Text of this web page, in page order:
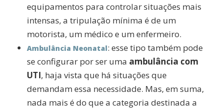
equipamentos para controlar situações mais
intensas, a tripulação mínima é de um
motorista, um médico e um enfermeiro.
Ambulância Neonatal: esse tipo também pode
se configurar por ser uma ambulância com
UTI, haja vista que há situações que
demandam essa necessidade. Mas, em suma,
nada mais é do que a categoria destinada a